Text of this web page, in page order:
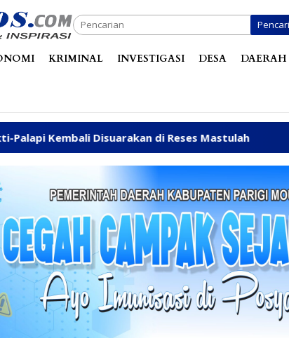
KRIMINAL INVESTIGASI DESA DAERAH
di Reses Mastulah Jalan Rusak, Talud